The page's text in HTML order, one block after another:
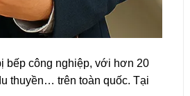
bếp công nghiệp, với hơn 20
thuyền… trên toàn quốc. Tại